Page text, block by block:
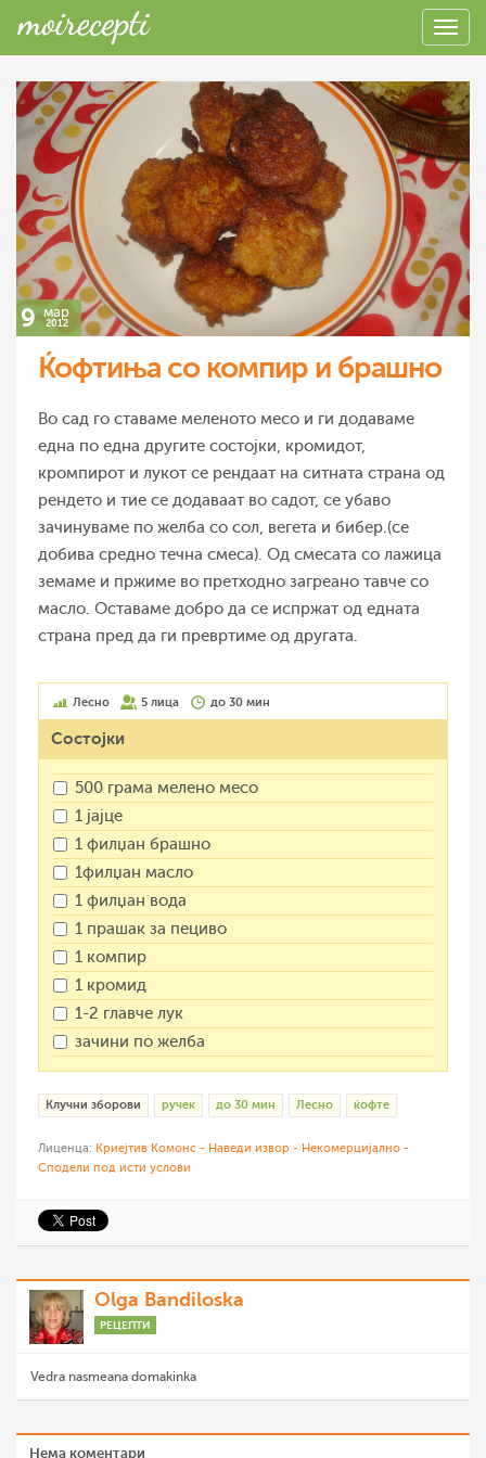
9 мар
2012
Ќофтиња со компир и брашно
Во сад го ставаме меленото месо и ги додаваме
една по една другите состојки, кромидот,
кромпирот и лукот се рендаат на ситната страна од
рендето и тие се додаваат во садот, се убаво
зачинуваме по желба со сол, вегета и бибер.(се
добива средно течна смеса). Од смесата со лажица
земаме и пржиме во претходно загреано тавче со
масло. Оставаме добро да се испржат од едната
страна пред да ги превртиме од другата.
Лесно 5 лица до 30 мин
Состојки
500 грама мелено месо
1 јајце
1 филџан брашно
1филџан масло
1 филџан вода
1 прашак за пециво
1 компир
1 кромид
1-2 главче лук
зачини по желба
Клучни зборови ручек до 30 мин Лесно ќофте
Лиценца: Криејтив Комонс - Наведи извор - Некомерцијално -
Сподели под исти услови
Olga Bandiloska
РЕЦЕПТИ
Vedra nasmeana domakinka
Нема коментари